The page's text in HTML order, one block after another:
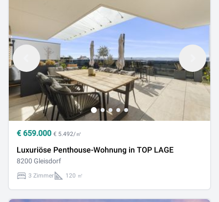
€ 659.000 € 5.492/㎡
Luxuriöse Penthouse-Wohnung in TOP LAGE
8200 Gleisdorf
3 Zimmer 120 ㎡